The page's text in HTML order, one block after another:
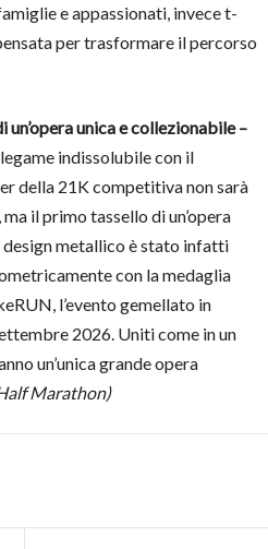
e appassionati, invece t-
per trasformare il percorso
unica e collezionabile –
indissolubile con il
della 21K competitiva non sarà
il primo tassello di un’opera
metallico è stato infatti
con la medaglia
l’evento gemellato in
2026. Uniti come in un
un’unica grande opera
Marathon)